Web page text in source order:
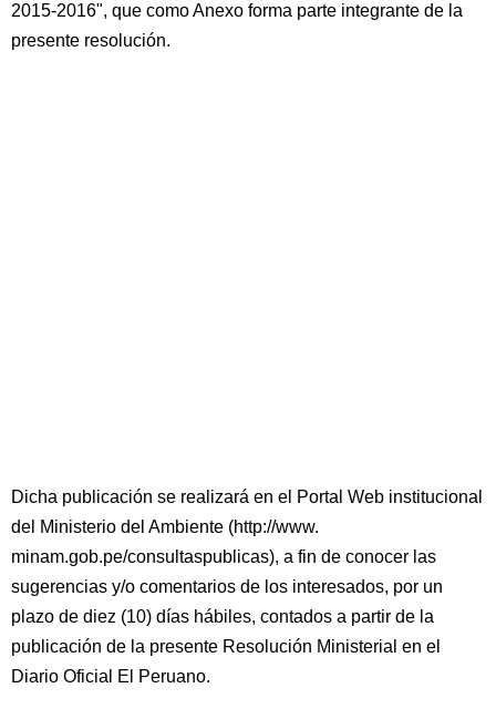
2015-2016", que como Anexo forma parte integrante de la
presente resolución.
Dicha publicación se realizará en el Portal Web institucional
del Ministerio del Ambiente (http://www.
minam.gob.pe/consultaspublicas), a fin de conocer las
sugerencias y/o comentarios de los interesados, por un
plazo de diez (10) días hábiles, contados a partir de la
publicación de la presente Resolución Ministerial en el
Diario Oficial El Peruano.